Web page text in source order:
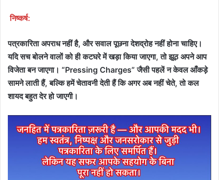
निष्कर्ष:
पत्रकारिता अपराध नहीं है, और सवाल पूछना देशद्रोह नहीं होना चाहिए।
यदि सच बोलने वालों को ही कटघरे में खड़ा किया जाएगा, तो झूठ अपने आप
विजेता बन जाएगा। “Pressing Charges” जैसी पहलें न केवल आँकड़े
सामने लाती हैं, बल्कि हमें चेतावनी देती हैं कि अगर अब नहीं चेते, तो कल
शायद बहुत देर हो जाएगी।